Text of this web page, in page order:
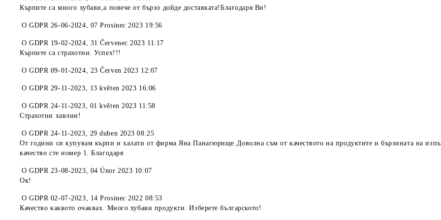
Кърпите са много хубави,а повече от бързо дойде доставката!Благодаря Ви!
OGDPR 26-06-2024, 07 Prosinec 2023 19:56
OGDPR 19-02-2024, 31 Červenec 2023 11:17
Кърпите са страхотни. Успех!!!
OGDPR 09-01-2024, 23 Červen 2023 12:07
OGDPR 29-11-2023, 13 květen 2023 16:06
OGDPR 24-11-2023, 01 květen 2023 11:58
Страхотни хавлии!
OGDPR 24-11-2023, 29 duben 2023 08:25
От години си купувам кърпи и халати от фирма Яна Панагюрище.Доволна съм от качеството на продуктите и бързината на
качество сте номер 1. Благодаря
OGDPR 23-08-2023, 04 Únor 2023 10:07
Ок!
OGDPR 02-07-2023, 14 Prosinec 2022 08:53
Качество каквото очаквах. Много хубави продукти. Изберете българското!